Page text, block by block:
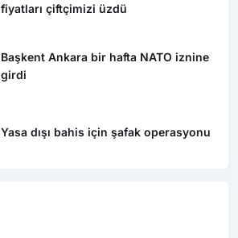
fiyatları çiftçimizi üzdü
Başkent Ankara bir hafta NATO iznine
girdi
Yasa dışı bahis için şafak operasyonu